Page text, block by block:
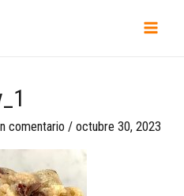
comentario /octubre 30, 2023